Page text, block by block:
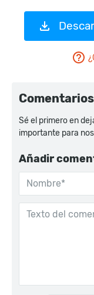
Sé el primero en
importante para
Añadir